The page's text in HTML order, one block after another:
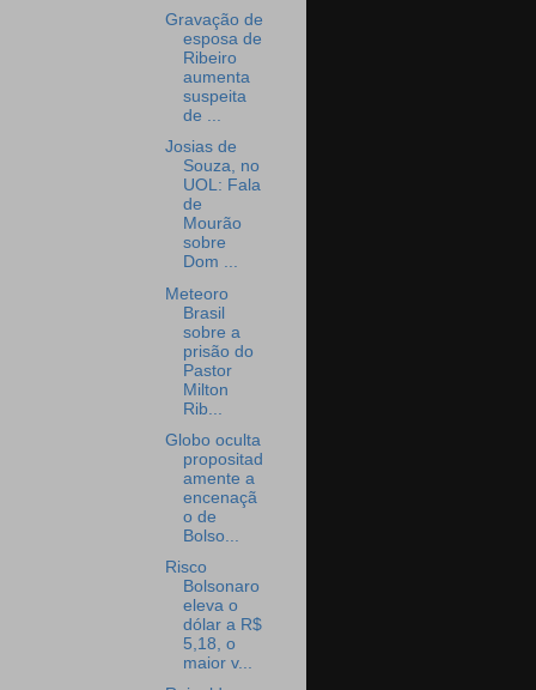
Gravação de
esposa de
Ribeiro
aumenta
suspeita
de ...
Josias de
Souza, no
UOL: Fala
de
Mourão
sobre
Dom ...
Meteoro
Brasil
sobre a
prisão do
Pastor
Milton
Rib...
Globo oculta
propositad
amente a
encenaçã
o de
Bolso...
Risco
Bolsonaro
eleva o
dólar a R$
5,18, o
maior v...